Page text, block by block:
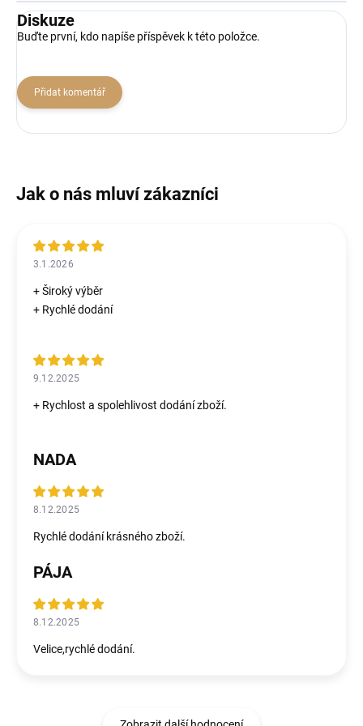
Diskuze
Buďte první, kdo napíše příspěvek k této položce.
Přidat komentář
3.1.2026
+ Široký výběr
+ Rychlé dodání
9.12.2025
+ Rychlost a spolehlivost dodání zboží.
NADA
8.12.2025
Rychlé dodání krásného zboží.
PÁJA
8.12.2025
Velice,rychlé dodání.